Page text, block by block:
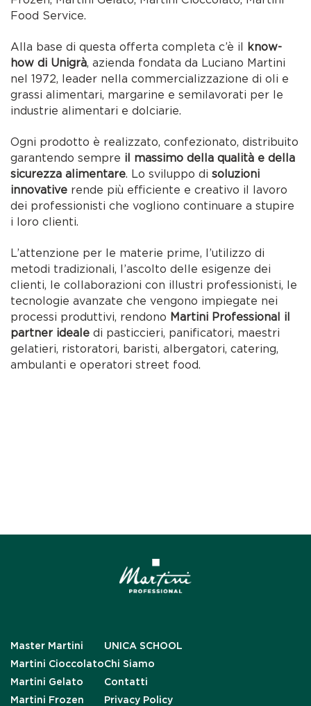
Food Service.
Alla base di questa offerta completa c’è il know-
how di Unigrà, azienda fondata da Luciano Martini
nel 1972, leader nella commercializzazione di oli e
grassi alimentari, margarine e semilavorati per le
industrie alimentari e dolciarie.
Ogni prodotto è realizzato, confezionato, distribuito
garantendo sempre il massimo della qualità e della
sicurezza alimentare. Lo sviluppo disoluzioni
innovative rende più efficiente e creativo il lavoro
dei professionisti che vogliono continuare a stupire
i loro clienti.
L’attenzione per le materie prime, l’utilizzo di
metodi tradizionali, l’ascolto delle esigenze dei
clienti, le collaborazioni con illustri professionisti, le
tecnologie avanzate che vengono impiegate nei
processi produttivi, rendono Martini Professional il
partner ideale di pasticcieri, panificatori, maestri
gelatieri, ristoratori, baristi, albergatori, catering,
ambulanti e operatori street food.
Master Martini
Martini Cioccolato
Martini Gelato
Martini Frozen
UNICA SCHOOL
Chi Siamo
Contatti
Privacy Policy